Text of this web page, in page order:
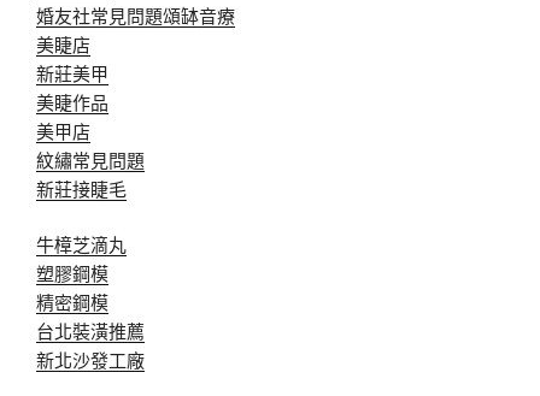
婚友社常見問題頌缽音療
美睫店
新莊美甲
美睫作品
美甲店
紋繡常見問題
新莊接睫毛
牛樟芝滴丸
塑膠鋼模
精密鋼模
台北裝潢推薦
新北沙發工廠